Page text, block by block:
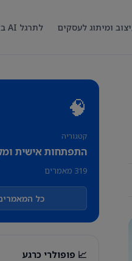
ומיתוג לעסקים לתרגל AI בקלות!
🧠
קטגוריה
התפתחות אישית
319 מאמרים
כל
📈 פופולרי כרגע